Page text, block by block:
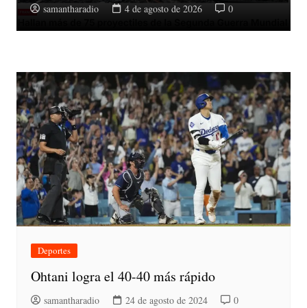
samantharadio 4 de agosto de 2026 0
Deportes
Ohtani logra el 40-40 más rápido
samantharadio 24 de agosto de 2024 0